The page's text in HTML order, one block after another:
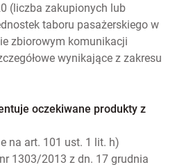
(liczba zakupionych lub
taboru pasażerskiego w
zbiorowym komunikacji
wynikające z zakresu
oczekiwane produkty z
na art. 101 ust. 1 lit. h)
1303/2013 z dn. 17 grudnia